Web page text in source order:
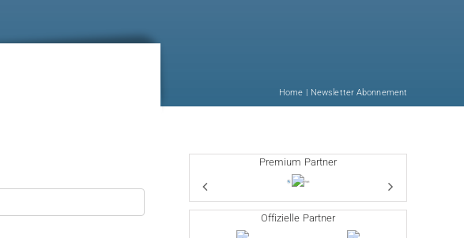
Home Newsletter Abonnement
Premium Partner
Offizielle Partner